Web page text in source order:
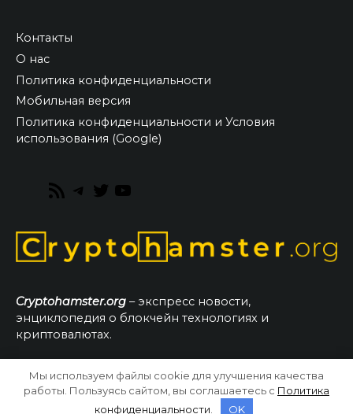
Контакты
О нас
Политика конфиденциальности
Мобильная версия
Политика конфиденциальности и Условия
использования (Google)
RSS
Telegram
Twitter
Cryptohamster.org – экспресс новости,
энциклопедия о блокчейн технологиях и
криптовалютах.
© 2026 CryptoHamster.org
Мы используем файлы cookie для улучшения качества
работы. Пользуясь сайтом, вы соглашаетесь с Политика
конфиденциальности
OK